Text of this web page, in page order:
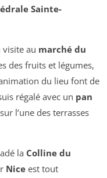
Sainte-
au marché du
des fruits et légumes,
du lieu font de
régalé avec un pan
l’une des terrasses
la Colline du
Nice est tout